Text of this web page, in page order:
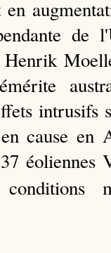
en
de
Henrik
intrusifs
cause en
37 éoliennes